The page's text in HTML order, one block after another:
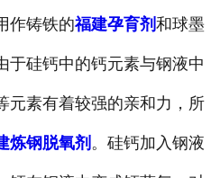
作铸铁的福建孕育剂和球墨
于硅钙中的钙元素与钢液中
元素有着较强的亲和力，所
炼钢脱氧剂 。硅钙加入钢液